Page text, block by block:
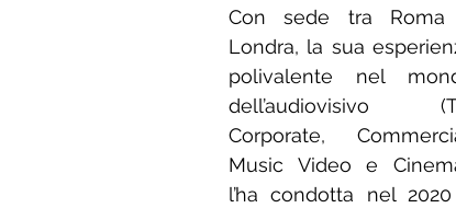
Con sede tra
Londra, la sua
polivalente nel
dell’audiovisivo
Corporate,
Music Video e
l’ha condotta nel